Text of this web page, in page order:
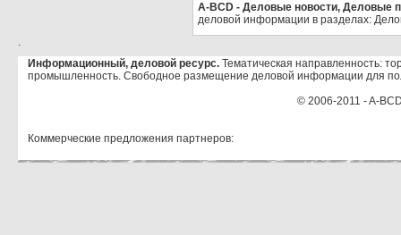
A-BCD - Деловые новости, Деловые
деловой информации в разделах:
.
Информационный, деловой ресурс. Тематическая направленность:
промышленность. Свободное размещение деловой информации для
© 2006-2011 - A-
Коммерческие предложения партнеров: